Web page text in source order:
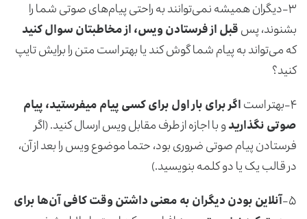
۳-دیگران همیشه نمی‌توانند به راحتی پیام‌های صوتی شما را
بشنوند، پسقبل از فرستادن ویس، از مخاطبتان سوال کنید
که می‌تواند به پیام شما گوش کند یا بهتر است متن را برایش تایپ
کنید؟
۴-بهتر است
اگر برای بار اول برای کسی پیام میفرستید، پیام
صوتی نگذاریدو با اجازه از طرف مقابل ویس ارسال کنید. (اگر
فرستادن پیام صوتی ضروری بود، حتما موضوع ویس را بعد از آن،
در قالب یک یا دو کلمه بنویسید.)
۵- آنلاین بودن دیگران به معنی داشتن وقت کافی آن‌ها برای